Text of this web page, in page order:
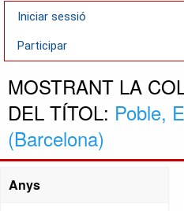
Iniciar sessió
Participar
MOSTRANT LA
DEL TÍTOL: Poble,
(Barcelona)
Anys